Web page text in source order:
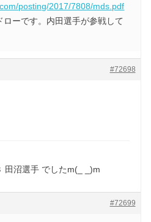
posting/2017/7808/mds.pdf
ーです。内田選手が参戦して
#72698
田沼選手 でしたm(_ _)m
#72699